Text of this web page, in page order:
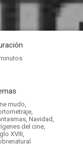
mudo,
,
, Navidad,
del cine,
XVIII,